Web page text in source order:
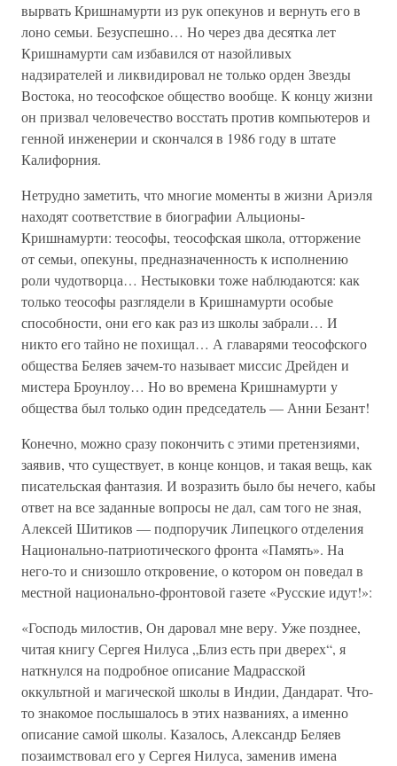
вырвать Кришнамурти из рук опекунов и вернуть его в
лоно семьи. Безуспешно… Но через два десятка лет
Кришнамурти сам избавился от назойливых
надзирателей и ликвидировал не только орден Звезды
Востока, но теософское общество вообще. К концу жизни
он призвал человечество восстать против компьютеров и
генной инженерии и скончался в 1986 году в штате
Калифорния.
Нетрудно заметить, что многие моменты в жизни Ариэля
находят соответствие в биографии Альционы-
Кришнамурти: теософы, теософская школа, отторжение
от семьи, опекуны, предназначенность к исполнению
роли чудотворца… Нестыковки тоже наблюдаются: как
только теософы разглядели в Кришнамурти особые
способности, они его как раз из школы забрали… И
никто его тайно не похищал… А главарями теософского
общества Беляев зачем-то называет миссис Дрейден и
мистера Броунлоу… Но во времена Кришнамурти у
общества был только один председатель — Анни Безант!
Конечно, можно сразу покончить с этими претензиями,
заявив, что существует, в конце концов, и такая вещь, как
писательская фантазия. И возразить было бы нечего, кабы
ответ на все заданные вопросы не дал, сам того не зная,
Алексей Шитиков — подпоручик Липецкого отделения
Национально-патриотического фронта «Память». На
него-то и снизошло откровение, о котором он поведал в
местной национально-фронтовой газете «Русские идут!»:
«Господь милостив, Он даровал мне веру. Уже позднее,
читая книгу Сергея Нилуса „Близ есть при дверех“, я
наткнулся на подробное описание Мадрасской
оккультной и магической школы в Индии, Дандарат. Что-
то знакомое послышалось в этих названиях, а именно
описание самой школы. Казалось, Александр Беляев
позаимствовал его у Сергея Нилуса, заменив имена